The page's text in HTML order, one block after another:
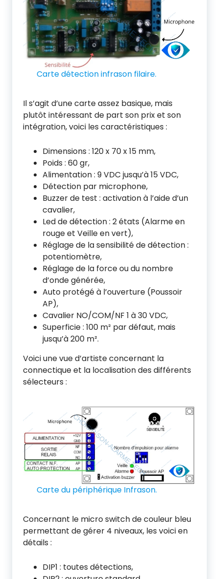
Carte détection infrason filaire.
Il s’agit d’une carte assez basique, mais
plutôt intéressant de part son prix et son
intégration, voici les caractéristiques :
Dimensions : 120 x 70 x 15 mm,
Poids : 60 gr,
Alimentation : 9 VDC jusqu’à 15 VDC,
Détection par microphone,
Buzzer de test : activation à l’aide d’un
cavalier,
Led de détection : 2 états (Alarme en
rouge et Veille en vert),
Réglage de la sensibilité de détection :
potentiomètre,
Réglage de la force ou du nombre
d’onde générée,
Auto protégé à l’ouverture (Poussoir
AP),
Cavalier NO/COM/NF 1 à 30 VDC,
Superficie : 100 m² par défaut, mais
jusqu’à 200 m².
Voici une vue d’artiste concernant la
connectique et la localisation des différents
sélecteurs :
Carte du périphérique Infrason.
Concernant le micro switch de couleur bleu
permettant de gérer 4 niveaux, les voici en
détails :
DIP1 : toutes détections,